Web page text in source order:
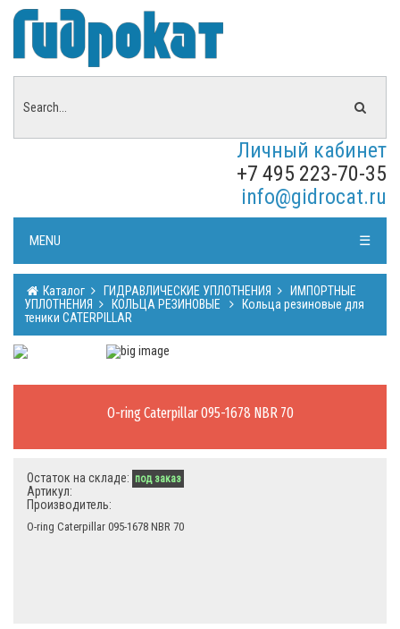
Личный кабинет
+7 495 223-70-35
info@gidrocat.ru
MENU ☰
Каталог ГИДРАВЛИЧЕСКИЕ УПЛОТНЕНИЯ
ИМПОРТНЫЕ
УПЛОТНЕНИЯ
КОЛЬЦА РЕЗИНОВЫЕ
Кольца резиновые для
теники CATERPILLAR
O-ring Caterpillar 095-1678 NBR 70
Остаток на складе: под заказ
Артикул:
Производитель:
O-ring Caterpillar 095-1678 NBR 70